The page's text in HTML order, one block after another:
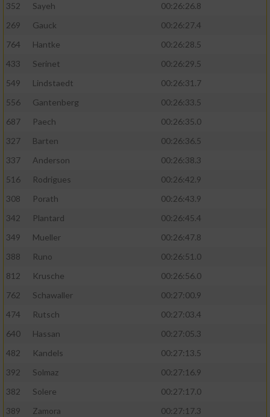
352
Sayeh
00:26:26.8
269
Gauck
00:26:27.4
764
Hantke
00:26:28.5
433
Serinet
00:26:29.5
549
Lindstaedt
00:26:31.7
556
Gantenberg
00:26:33.5
687
Paech
00:26:35.0
327
Barten
00:26:36.5
337
Anderson
00:26:38.3
516
Rodrigues
00:26:42.9
308
Porath
00:26:43.9
342
Plantard
00:26:45.4
349
Mueller
00:26:47.8
388
Runo
00:26:51.0
812
Krusche
00:26:56.0
762
Schawaller
00:27:00.9
474
Rutsch
00:27:03.4
640
Hassan
00:27:05.3
482
Kandels
00:27:13.5
392
Solmaz
00:27:16.9
382
Solere
00:27:17.0
389
Zamora
00:27:17.3